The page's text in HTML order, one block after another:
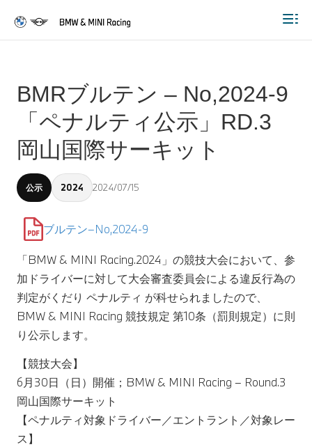
BMRブルテン – No,2024-9
「ペナルティ公示」RD.3
岡山国際サーキット
公示 2024 2024/07/15
ブルテン–No,2024-9
「BMW & MINI Racing.2024」の競技大会において、参
加ドライバーに対して大会審査委員会による違反行為の
判定がくだり ペナルティ が科せられましたので、
BMW & MINI Racing 競技規定 第10条（罰則規定）に則
り公示します。
【競技大会】
6月30日（日）開催；BMW & MINI Racing – Round.3
岡山国際サーキット
【ペナルティ対象ドライバー／エントラント／対象レー
ス】